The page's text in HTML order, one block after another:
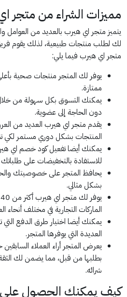
مميزات الشراء من متجر
يتميز متجر اي هيرب بالعديد من العوامل
لك لطلب منتجات طبيعية، لذلك يقوم
متجر اي هيرب فيما يلي:
يوفر لك المتجر منتجات صحية
ممتازة.
يمكنك التسوق بكل سهولة من
دون الحاجة إلى عضوية.
يقدم متجر اي هيرب العديد من
المنتجات بشكل دوري مستمر لكي
يمكنك أيضا تفعيل كود خصم اي
للاستفادة بالتخفيضات على
يحافظ المتجر على خصوصيتك
بشكل مثالي.
الماركات التجارية في مختلف أنحاء
يمكنك أيضا اختيار طرق الدفع
العديدة التي يوفرها المتجر.
يعرض المتجر أراء العملاء
بطلبها من قبل، مما يضمن لك
شرائه.
كيف يمكنك الحصول